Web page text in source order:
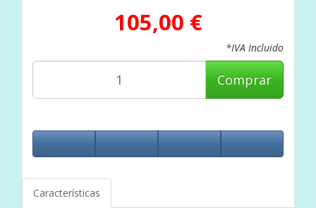
105,00 €
*IVA Incluido
Comprar
Características